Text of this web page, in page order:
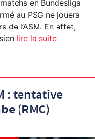
en Bundesliga
au PSG ne jouera
de l’ASM. En effet,
lire la suite
: tentative
(RMC)